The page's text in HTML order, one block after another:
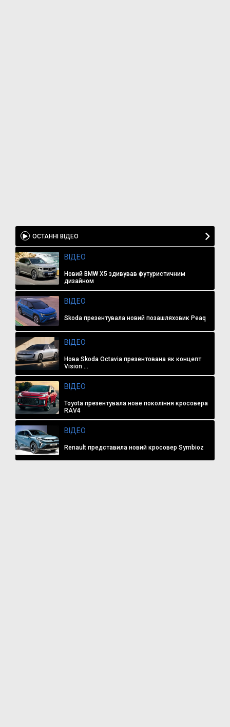
ОСТАННІ ВІДЕО
ВІДЕО
Новий BMW X5 здивував футуристичним
дизайном
ВІДЕО
Skoda презентувала новий позашляховик Peaq
ВІДЕО
Нова Skoda Octavia презентована як концепт
Vision ...
ВІДЕО
Toyota презентувала нове покоління кросовера
RAV4
ВІДЕО
Renault представила новий кросовер Symbioz